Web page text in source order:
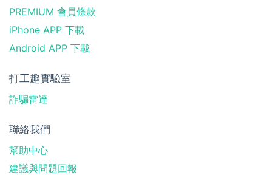
PREMIUM 會員條款
iPhone APP 下載
Android APP 下載
打工趣實驗室
詐騙雷達
聯絡我們
幫助中心
建議與問題回報